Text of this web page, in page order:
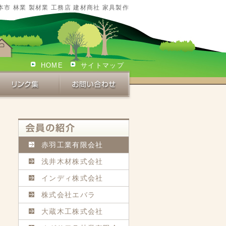
市 林業 製材業 工務店 建材商社 家具製作
HOME サイトマップ
赤羽工業有限会社
浅井木材株式会社
インディ株式会社
株式会社エバラ
大蔵木工株式会社